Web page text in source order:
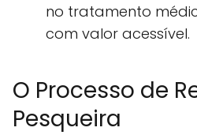
no tratamento
com valor acessível.
O Processo de
Pesqueira